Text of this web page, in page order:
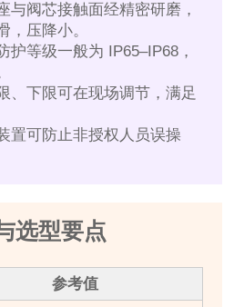
与阀芯接触面经精密研磨，
，压降小。
护等级一般为 IP65–IP68，
、下限可在现场调节，满足
置可防止非授权人员误操
选型要点
参考值